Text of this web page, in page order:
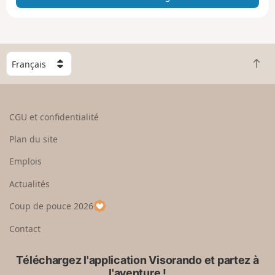
e
n
C
h
o
e
u
p
a
R
e
CGU et confidentialité
Plan du site
Emplois
Actualités
Coup de pouce 2026
Contact
Téléchargez l'application Visorando et partez à